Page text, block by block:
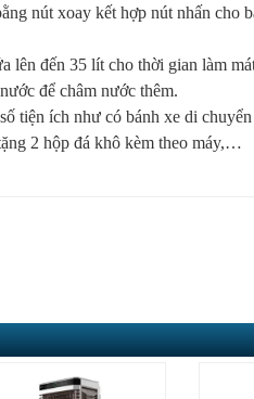
nút xoay kết hợp nút nhấn cho
lên đến 35 lít cho thời gian làm
để châm nước thêm.
tiện ích như có bánh xe di
2 hộp đá khô kèm theo máy,…